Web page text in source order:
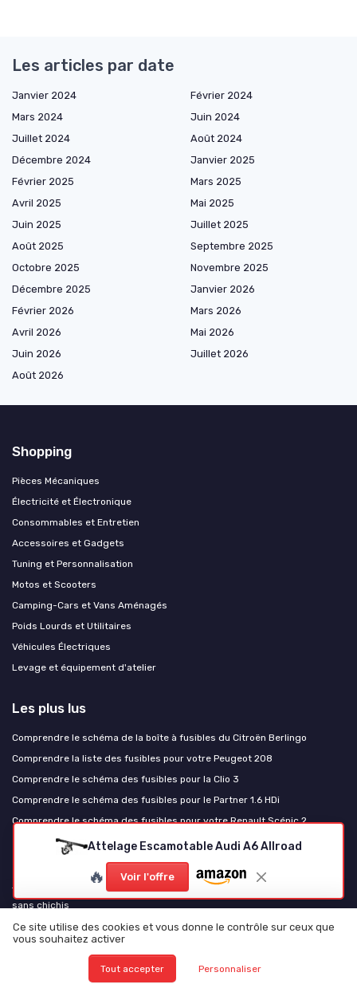
Attelage Escamotable Audi A6 Allroad
🔥 Voir l'offre
Les articles par date
Janvier 2024
Février 2024
Mars 2024
Juin 2024
Juillet 2024
Août 2024
Décembre 2024
Janvier 2025
Février 2025
Mars 2025
Avril 2025
Mai 2025
Juin 2025
Juillet 2025
Août 2025
Septembre 2025
Octobre 2025
Novembre 2025
Décembre 2025
Janvier 2026
Février 2026
Mars 2026
Avril 2026
Mai 2026
Juin 2026
Juillet 2026
Août 2026
Shopping
Pièces Mécaniques
Électricité et Électronique
Consommables et Entretien
Accessoires et Gadgets
Tuning et Personnalisation
Motos et Scooters
Camping-Cars et Vans Aménagés
Poids Lourds et Utilitaires
Véhicules Électriques
Levage et équipement d'atelier
Les plus lus
Comprendre le schéma de la boîte à fusibles du Citroën Berlingo
Comprendre la liste des fusibles pour votre Peugeot 208
Comprendre le schéma des fusibles pour la Clio 3
Comprendre le schéma des fusibles pour le Partner 1.6 HDi
Comprendre le schéma des fusibles pour votre Renault Scénic 2
Les derniers articles
Test ECO-WORTHY 12V/24V 20A : un chargeur polyvalent qui fait le job
sans chichis
Test EXIDE AGM EK700 : une batterie costaud pour les voitures Start-
Stop, mais pas éternelle
Test Yeagulch 12V 300Ah LiFePO4 : grosse batterie pour camping-car et
solaire sans se ruiner
Ce site utilise des cookies et vous donne le contrôle sur ceux que
vous souhaitez activer
Tout accepter Personnaliser